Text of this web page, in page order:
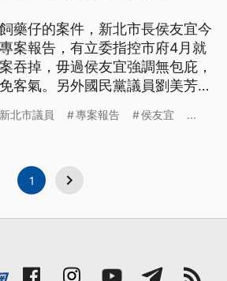
藥仔的案件，新北市長侯友宜今
案報告，有立委指控市府4月就
吞掉，毋過侯友宜強調無包庇，
客氣。另外國民黨議員劉美芳捌
題、前言是臺語文。）
新北市議員 專案報告 侯友宜 ...
1